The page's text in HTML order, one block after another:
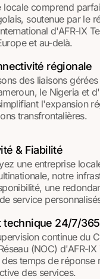
locale comprend
soutenue par le
d'AFR-IX
et au-delà.
régionale
des liaisons
le Nigeria et
l'expansion
transfrontalières.
& Fiabilité
une entreprise
notre
une
service
technique 24/7/365
continue du
(NOC) d'AFR-
temps de réponse
des services.